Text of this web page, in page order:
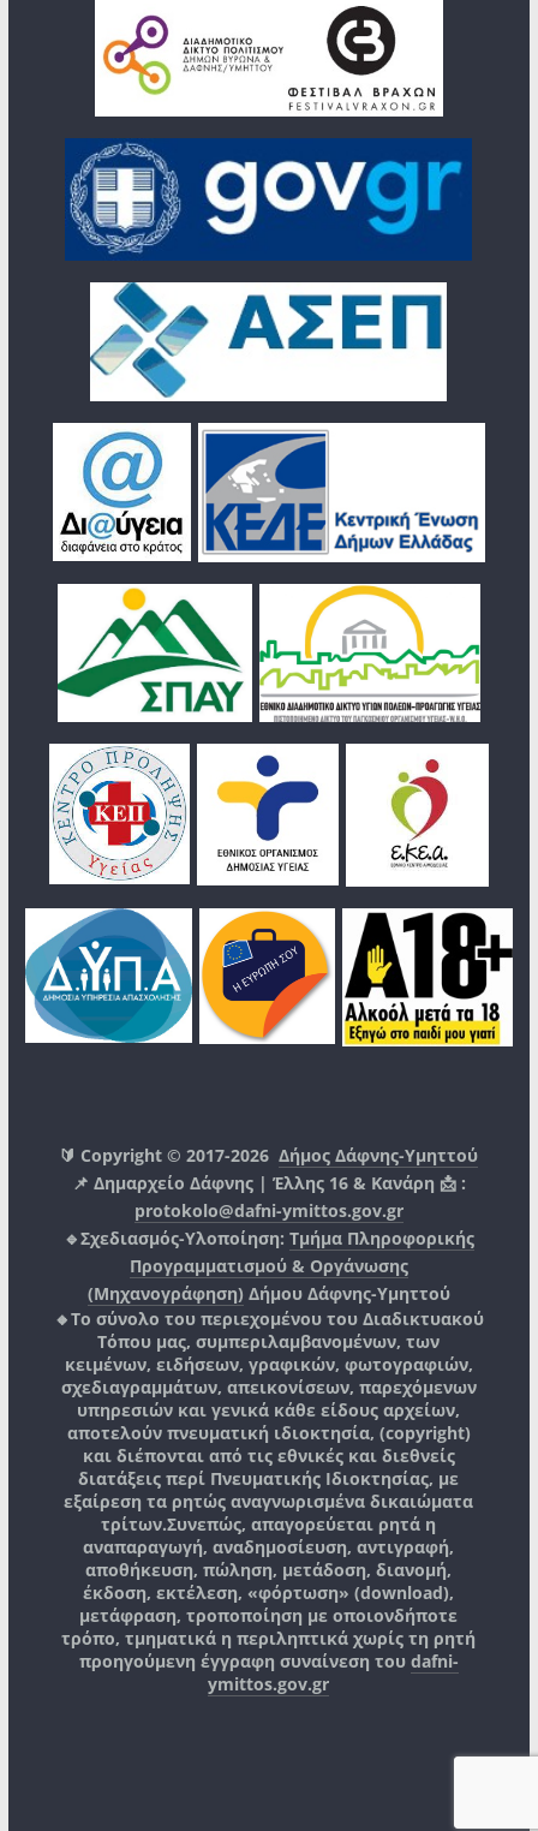
🔰 Copyright © 2017-2026Δήμος Δάφνης-Υμηττού
📌 Δημαρχείο Δάφνης | Έλλης 16 & Κανάρη 📩 :
protokolo@dafni-ymittos.gov.gr
🔹Σχεδιασμός-Υλοποίηση: Τμήμα Πληροφορικής
Προγραμματισμού & Οργάνωσης
(Μηχανογράφηση) Δήμου Δάφνης-Υμηττού
🔸Το σύνολο του περιεχομένου του Διαδικτυακού
Τόπου μας, συμπεριλαμβανομένων, των
κειμένων, ειδήσεων, γραφικών, φωτογραφιών,
σχεδιαγραμμάτων, απεικονίσεων, παρεχόμενων
υπηρεσιών και γενικά κάθε είδους αρχείων,
αποτελούν πνευματική ιδιοκτησία, (copyright)
και διέπονται από τις εθνικές και διεθνείς
διατάξεις περί Πνευματικής Ιδιοκτησίας, με
εξαίρεση τα ρητώς αναγνωρισμένα δικαιώματα
τρίτων.Συνεπώς, απαγορεύεται ρητά η
αναπαραγωγή, αναδημοσίευση, αντιγραφή,
αποθήκευση, πώληση, μετάδοση, διανομή,
έκδοση, εκτέλεση, «φόρτωση» (download),
μετάφραση, τροποποίηση με οποιονδήποτε
τρόπο, τμηματικά η περιληπτικά χωρίς τη ρητή
προηγούμενη έγγραφη συναίνεση του dafni-
ymittos.gov.gr